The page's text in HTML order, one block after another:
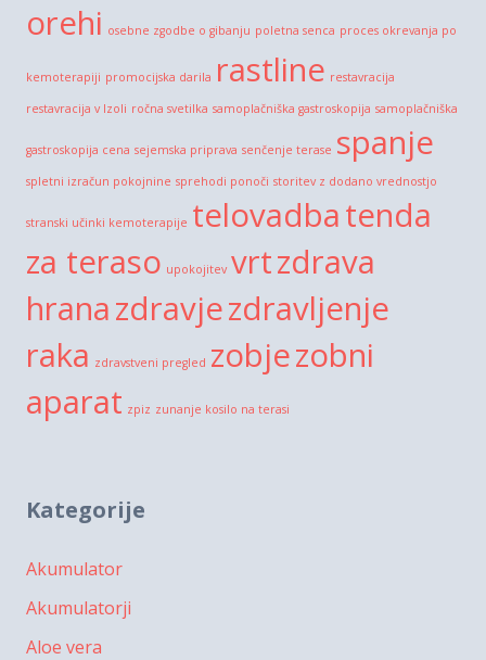
orehi osebne zgodbe o gibanju poletna senca proces okrevanja po
kemoterapiji promocijska darila rastline restavracija
restavracija v Izoli ročna svetilka samoplačniška gastroskopija samoplačniška
gastroskopija cena sejemska priprava senčenje terase spanje
spletni izračun pokojnine sprehodi ponoči storitev z dodano vrednostjo
stranski učinki kemoterapije telovadbatenda
za teraso upokojitev vrtzdrava
hranazdravjezdravljenje
raka zdravstveni pregled zobjezobni
aparat zpiz zunanje kosilo na terasi
Kategorije
Akumulator
Akumulatorji
Aloe vera